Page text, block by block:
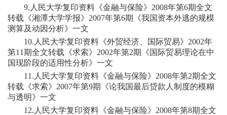
9.人民大学复印资料《金融与保险》2008年第6期全文
转载《湘潭大学学报》2007年第6期《我国资本外逃的规模
测算及动因分析》一文
10.人民大学复印资料《外贸经济、国际贸易》2002年
第11期全文转载《求索》2002年第2期《国际贸易理论在中
国现阶段的适用性分析》一文
11.人民大学复印资料《金融与保险》2008年第2期全文
转载《求索》2007年第9期《论我国最后贷款人制度的模糊
与透明》一文
12.人民大学复印资料《金融与保险》2008年第8期全文